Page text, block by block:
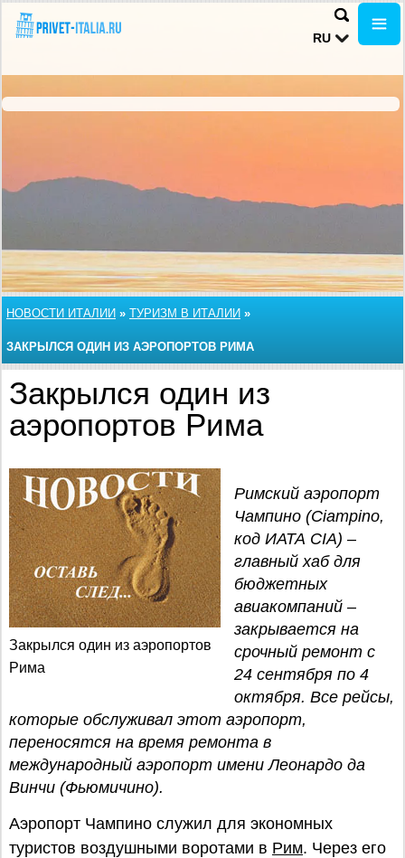
RU
НОВОСТИ ИТАЛИИ » ТУРИЗМ В ИТАЛИИ »
ЗАКРЫЛСЯ ОДИН ИЗ АЭРОПОРТОВ РИМА
Закрылся один из
аэропортов Рима
Закрылся один из аэропортов
Рима
Римский аэропорт
Чампино (Ciampino,
код ИАТА CIA) –
главный хаб для
бюджетных
авиакомпаний –
закрывается на
срочный ремонт с
24 сентября по 4
октября. Все рейсы,
которые обслуживал этот аэропорт,
переносятся на время ремонта в
международный аэропорт имени Леонардо да
Винчи (Фьюмичино).
Аэропорт Чампино служил для экономных
туристов воздушными воротами в Рим. Через его